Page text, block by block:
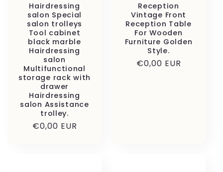
Hairdressing
salon Special
salon trolleys
Tool cabinet
black marble
Hairdressing
salon
Multifunctional
storage rack with
drawer
Hairdressing
salon Assistance
trolley.
Normaler
€0,00 EUR
Reception
Vintage Front
Reception Table
For Wooden
Furniture Golden
Style.
Normaler
€0,00 EUR